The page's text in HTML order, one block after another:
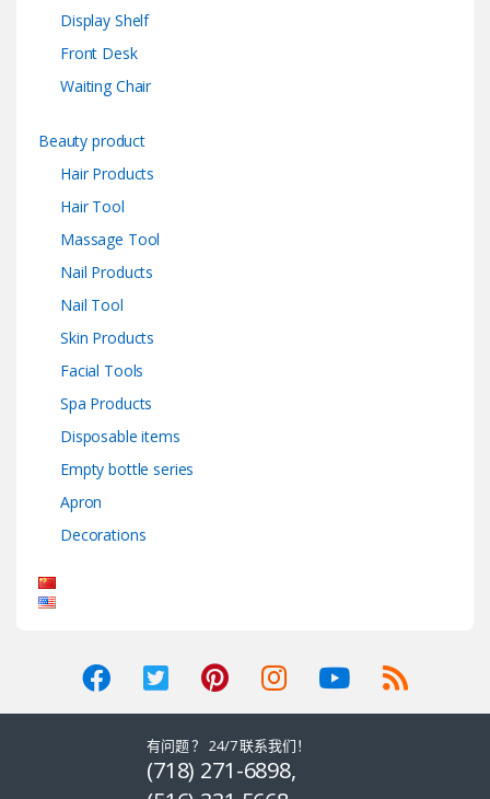
Display Shelf
Front Desk
Waiting Chair
Beauty product
Hair Products
Hair Tool
Massage Tool
Nail Products
Nail Tool
Skin Products
Facial Tools
Spa Products
Disposable items
Empty bottle series
Apron
Decorations
有问题 ？ 24/7 联系我们！
(718) 271-6898,